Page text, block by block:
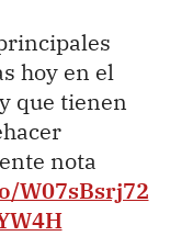
hoy en el
que tienen
nota
W07sBsrj72